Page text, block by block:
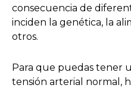
consecuencia de
inciden la genética, la
otros.
Para que puedas tener
tensión arterial normal,